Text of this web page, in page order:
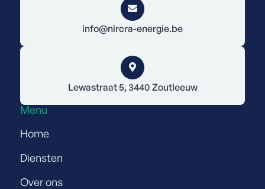

info@nircra-energie.be

Lewastraat 5, 3440 Zoutleeuw
Menu
Home
Diensten
Over ons